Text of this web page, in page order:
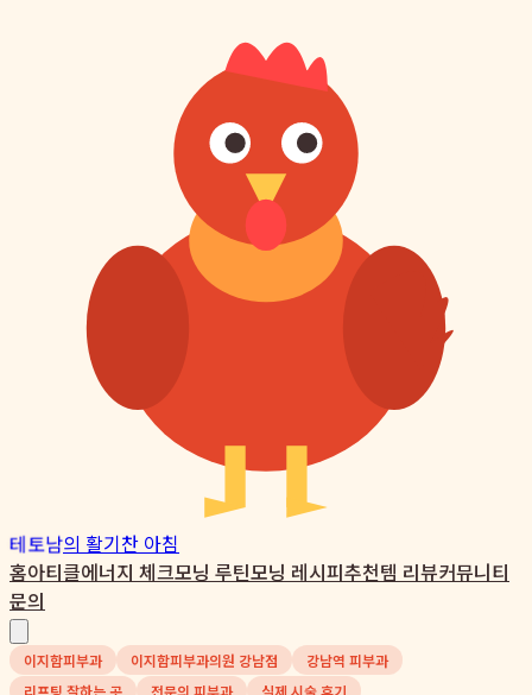
테토남의 활기찬 아침
홈아티클에너지 체크모닝 루틴모닝 레시피추천템 리뷰커뮤니티
문의
이지함피부과 이지함피부과의원 강남점
강남역 피부과
리프팅 잘하는 곳
전문의 피부과 실제 시술 후기